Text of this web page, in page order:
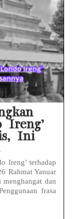
Ireng’
Ini
Ireng’ terhadap
Rahmat Yanuar
dan
frasa